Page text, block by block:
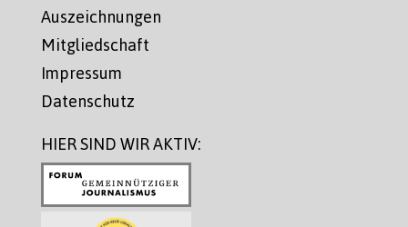
Auszeichnungen
Mitgliedschaft
Impressum
Datenschutz
HIER SIND WIR AKTIV: